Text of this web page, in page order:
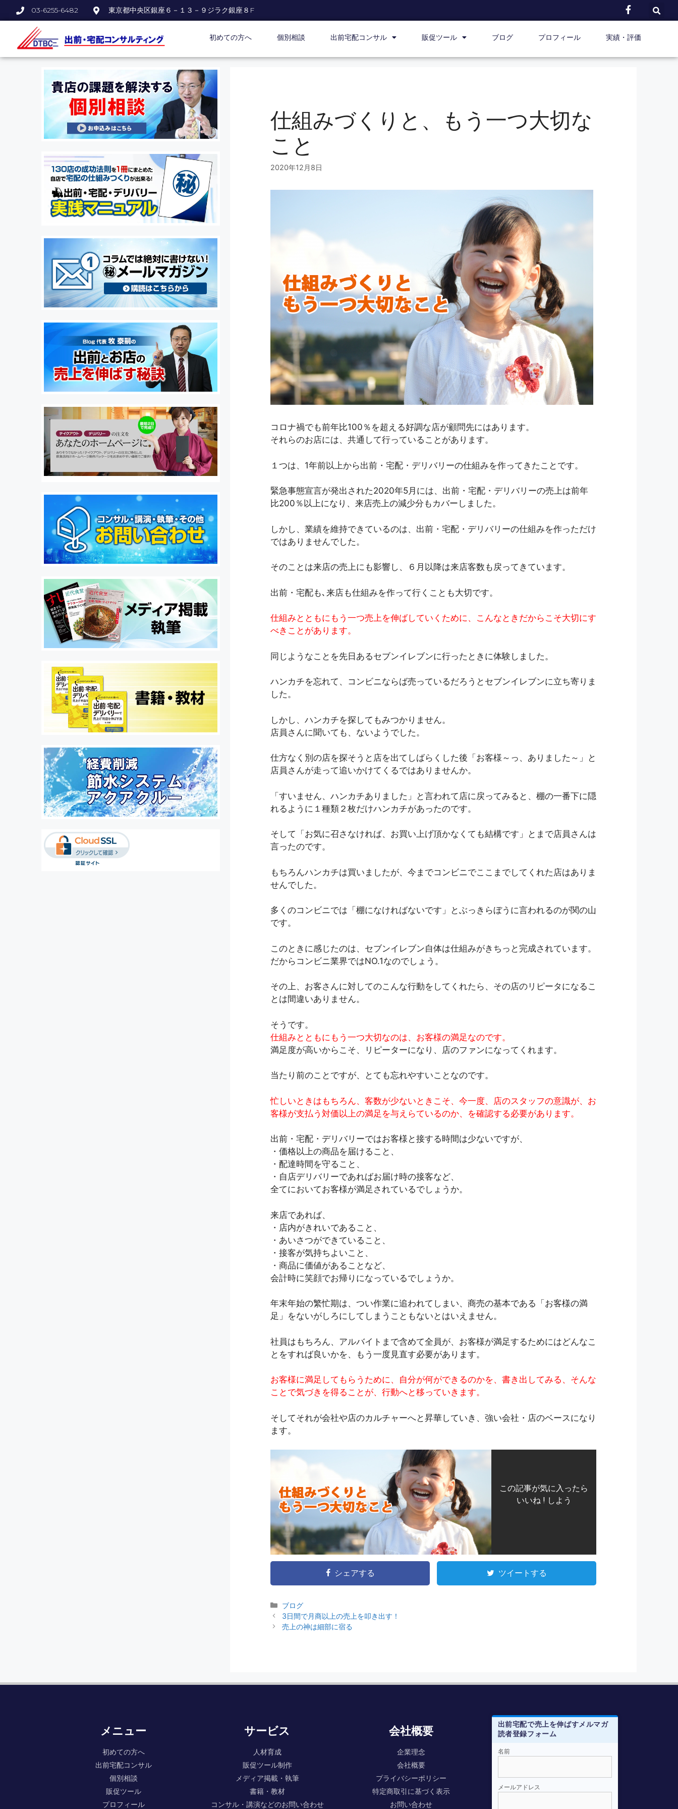
03-6255-6482 東京都中央区銀座６－１３－９ジラク銀座８F
初めての方へ 個別相談 出前宅配コンサル 販促ツール ブログ プロフィール 実績・評価
仕組みづくりと、もう一つ大切な
こと
2020年12月8日
コロナ禍でも前年比100％を超える好調な店が顧問先にはあります。
それらのお店には、共通して行っていることがあります。
１つは、1年前以上から出前・宅配・デリバリーの仕組みを作ってきたことです。
緊急事態宣言が発出された2020年5月には、出前・宅配・デリバリーの売上は前年
比200％以上になり、来店売上の減少分もカバーしました。
しかし、業績を維持できているのは、出前・宅配・デリバリーの仕組みを作っただけ
ではありませんでした。
そのことは来店の売上にも影響し、６月以降は来店客数も戻ってきています。
出前・宅配も､来店も仕組みを作って行くことも大切です。
仕組みとともにもう一つ売上を伸ばしていくために、こんなときだからこそ大切にす
べきことがあります。
同じようなことを先日あるセブンイレブンに行ったときに体験しました。
ハンカチを忘れて、コンビニならば売っているだろうとセブンイレブンに立ち寄りま
した。
しかし、ハンカチを探してもみつかりません。
店員さんに聞いても、ないようでした。
仕方なく別の店を探そうと店を出てしばらくした後「お客様～っ、ありました～」と
店員さんが走って追いかけてくるではありませんか。
「すいません、ハンカチありました」と言われて店に戻ってみると、棚の一番下に隠
れるように１種類２枚だけハンカチがあったのです。
そして「お気に召さなければ、お買い上げ頂かなくても結構です」とまで店員さんは
言ったのです。
もちろんハンカチは買いましたが、今までコンビニでここまでしてくれた店はありま
せんでした。
多くのコンビニでは「棚になければないです」とぶっきらぼうに言われるのが関の山
です。
このときに感じたのは、セブンイレブン自体は仕組みがきちっと完成されています。
だからコンビニ業界ではNO.1なのでしょう。
その上、お客さんに対してのこんな行動をしてくれたら、その店のリピータになるこ
とは間違いありません。
そうです。
仕組みとともにもう一つ大切なのは、お客様の満足なのです。
満足度が高いからこそ、リピーターになり、店のファンになってくれます。
当たり前のことですが、とても忘れやすいことなのです。
忙しいときはもちろん、客数が少ないときこそ、今一度、店のスタッフの意識が、お
客様が支払う対価以上の満足を与えらているのか、を確認する必要があります。
出前・宅配・デリバリーではお客様と接する時間は少ないですが、
・価格以上の商品を届けること、
・配達時間を守ること、
・自店デリバリーであればお届け時の接客など、
全てにおいてお客様が満足されているでしょうか。
来店であれば、
・店内がきれいであること、
・あいさつができていること、
・接客が気持ちよいこと、
・商品に価値があることなど、
会計時に笑顔でお帰りになっているでしょうか。
年末年始の繁忙期は、つい作業に追われてしまい、商売の基本である「お客様の満
足」をないがしろにしてしまうこともないとはいえません。
社員はもちろん、アルバイトまで含めて全員が、お客様が満足するためにはどんなこ
とをすれば良いかを、もう一度見直す必要があります。
お客様に満足してもらうために、自分が何ができるのかを、書き出してみる、そんな
ことで気づきを得ることが、行動へと移っていきます。
そしてそれが会社や店のカルチャーへと昇華していき、強い会社・店のベースになり
ます。
この記事が気に入ったら
いいね ! しよう
シェアする ツイートする
ブログ
3日間で月商以上の売上を叩き出す！
売上の神は細部に宿る
メニュー
初めての方へ
出前宅配コンサル
個別相談
販促ツール
プロフィール
サービス
人材育成
販促ツール制作
メディア掲載・執筆
書籍・教材
コンサル・講演などのお問い合わせ
会社概要
企業理念
会社概要
プライバシーポリシー
特定商取引に基づく表示
お問い合わせ
出前宅配で売上を伸ばすメルマガ
読者登録フォーム
名前
メールアドレス
メルマガ登録はこちらから